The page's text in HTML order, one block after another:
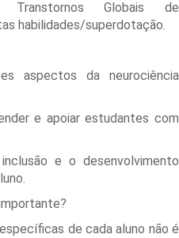
Transtornos Globais de
habilidades/superdotação.
aspectos da neurociência
e apoiar estudantes com
e o desenvolvimento
de cada aluno não é